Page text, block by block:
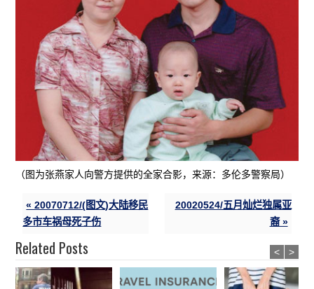
（图为张燕家人向警方提供的全家合影，来源：多伦多警察局）
« 20070712/(图文)大陆移民
多市车祸母死子伤
20020524/五月灿烂独属亚
裔 »
Related Posts < >